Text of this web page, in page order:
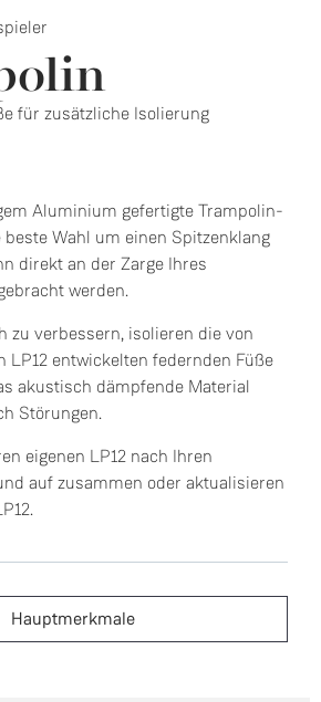
für zusätzliche Isolierung
Aluminium gefertigte Trampolin-
Wahl um einen Spitzenklang
direkt an der Zarge Ihres
werden.
zu verbessern, isolieren die von
LP12 entwickelten federnden Füße
akustisch dämpfende Material
Störungen.
eigenen LP12 nach Ihren
auf zusammen oder aktualisieren
Hauptmerkmale